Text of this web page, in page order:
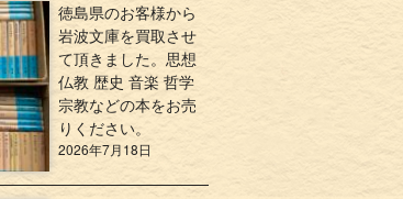
徳島県のお客様から
岩波文庫を買取させ
て頂きました。思想
仏教 歴史 音楽 哲学
宗教などの本をお売
りください。
2026年7月18日